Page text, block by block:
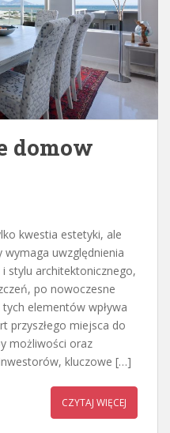
domow
kwestia estetyki, ale
uwzględnienia
stylu architektonicznego,
po nowoczesne
elementów wpływa
przyszłego miejsca do
możliwości oraz
kluczowe […]
CZYTAJ WIĘCEJ